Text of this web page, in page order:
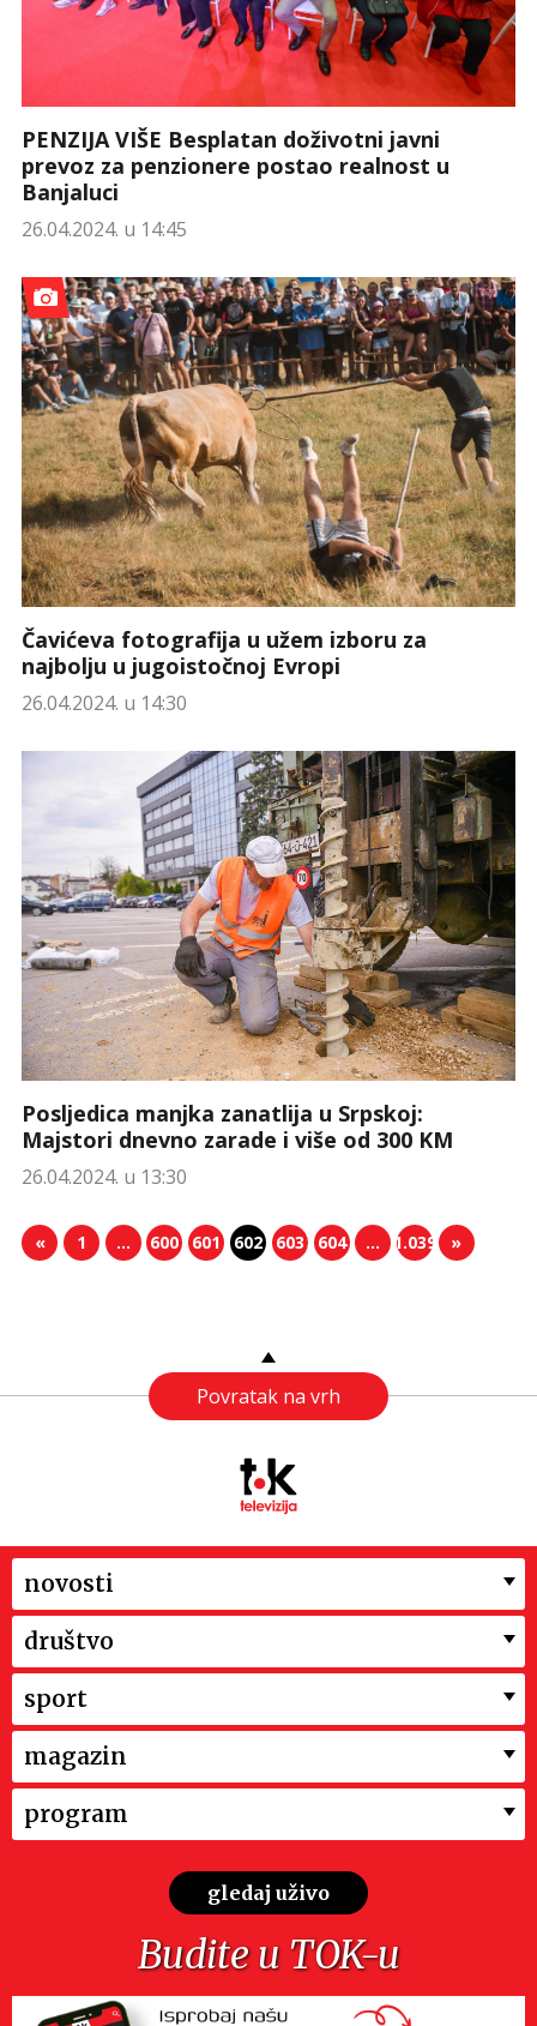
PENZIJA VIŠE Besplatan doživotni javni
prevoz za penzionere postao realnost u
Banjaluci
26.04.2024. u 14:45
Čavićeva fotografija u užem izboru za
najbolju u jugoistočnoj Evropi
26.04.2024. u 14:30
Posljedica manjka zanatlija u Srpskoj:
Majstori dnevno zarade i više od 300 KM
26.04.2024. u 13:30
« 1 … 600 601 602 603 604 … 1.039 »
Povratak na vrh
novosti
društvo
sport
magazin
program
gledaj uživo
Budite u TOK-u